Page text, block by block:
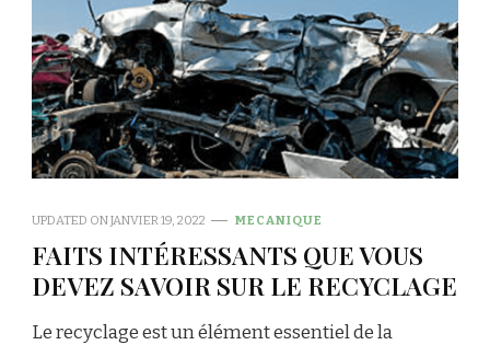
UPDATED ONJANVIER 19, 2022 MECANIQUE
FAITS INTÉRESSANTS QUE VOUS
DEVEZ SAVOIR SUR LE RECYCLAGE
Le recyclage est un élément essentiel de la